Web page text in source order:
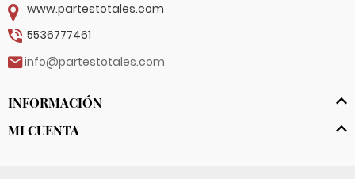
www.partestotales.com
5536777461
info@partestotales.com
INFORMACIÓN
MI CUENTA